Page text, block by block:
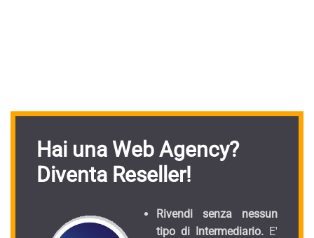
Hai una Web Agency?
Diventa Reseller!
Rivendi senza nessun
tipo di Intermediario. E'